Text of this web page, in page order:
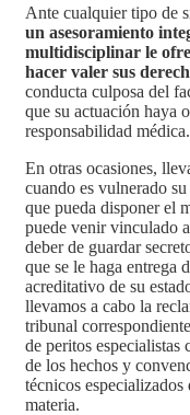
Ante cualquier tipo de
un asesoramiento
multidisciplinar le
hacer valer sus
conducta culposa del
que su actuación haya
responsabilidad médica.
En otras ocasiones,
cuando es vulnerado
que pueda disponer el
puede venir vinculado
deber de guardar
que se le haga entrega
acreditativo de su
llevamos a cabo la
tribunal
de peritos especialistas
de los hechos y
técnicos especializados
materia.